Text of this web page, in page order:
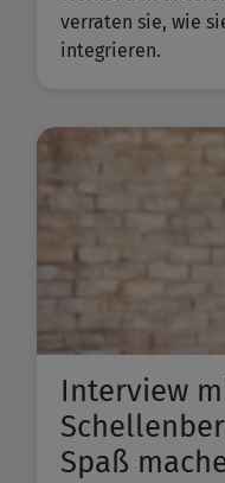
verraten sie, wie
integrieren.
Interview
Spaß